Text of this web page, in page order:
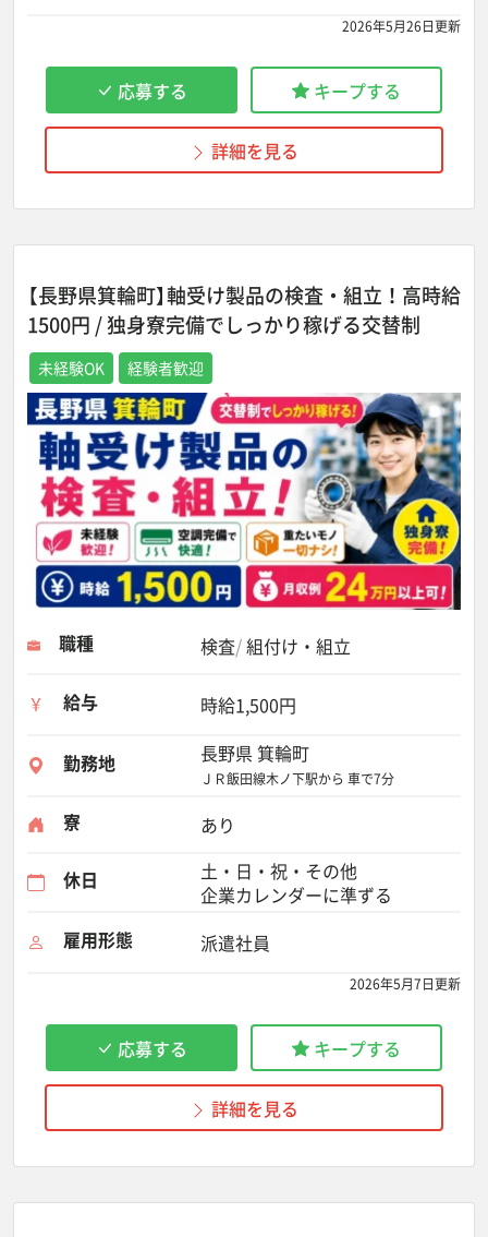
2026年5月26日更新
応募する キープする
詳細を見る
【長野県箕輪町】軸受け製品の検査・組立！高時給
1500円 / 独身寮完備でしっかり稼げる交替制
未経験OK 経験者歓迎
職種 検査 組付け・組立
給与 時給1,500円
勤務地 長野県 箕輪町
ＪＲ飯田線木ノ下駅から 車で7分
寮 あり
休日
土・日・祝・その他
企業カレンダーに準ずる
雇用形態
派遣社員
2026年5月7日更新
応募する キープする
詳細を見る